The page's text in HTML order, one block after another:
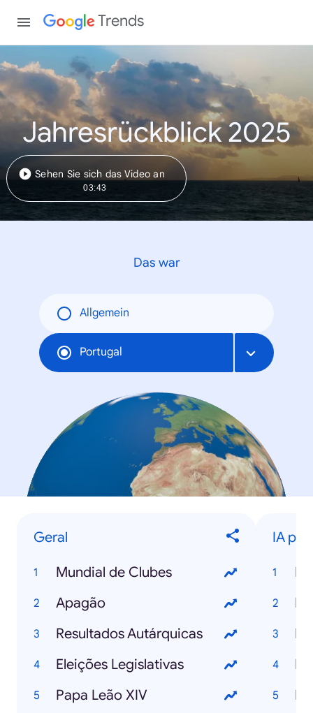
Trends
Jahresrückblick 2025
Sehen Sie sich das Video an
03:43
Das war
Allgemein
Portugal
Geral
Mundial de Clubes
Apagão
Resultados Autárquicas
Eleições Legislativas
Papa Leão XIV
IA
IA
IA
IA